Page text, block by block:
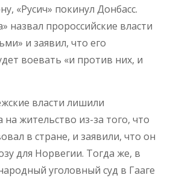
«Русич» покинул Донбасс.
назвал пророссийские власти
и заявил, что его
воевать «и против них, и
власти лишили
на жительство из-за того, что
в стране, и заявили, что он
для Норвегии. Тогда же, в
уголовный суд в Гааге